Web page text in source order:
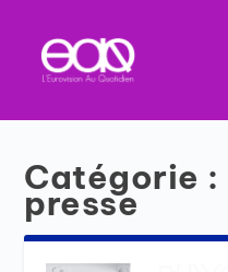
Catégorie :
presse